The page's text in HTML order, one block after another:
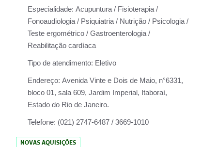
Especialidade: Acupuntura / Fisioterapia /
Fonoaudiologia / Psiquiatria / Nutrição / Psicologia /
Teste ergométrico / Gastroenterologia /
Reabilitação cardíaca
Tipo de atendimento: Eletivo
Endereço: Avenida Vinte e Dois de Maio, n°6331,
bloco 01, sala 609, Jardim Imperial, Itaboraí,
Estado do Rio de Janeiro.
Telefone: (021) 2747-6487 / 3669-1010
NOVAS AQUISIÇÕES